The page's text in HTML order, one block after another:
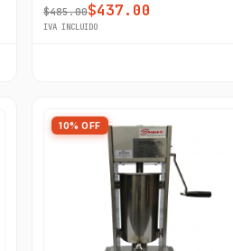
$485.00$437.00
IVA INCLUIDO
10% OFF